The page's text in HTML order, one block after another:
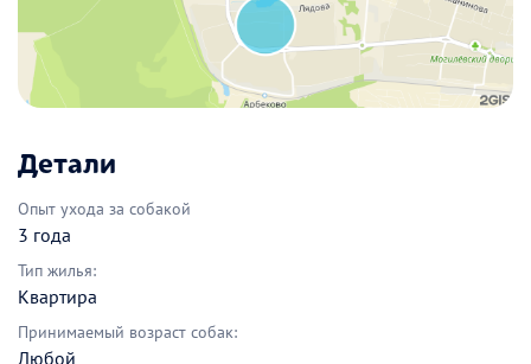
Детали
Опыт ухода за собакой
3 года
Тип жилья:
Квартира
Принимаемый возраст собак:
Любой